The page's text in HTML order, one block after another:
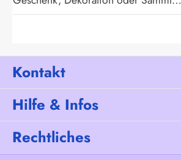
Kontakt
Hilfe & Infos
Rechtliches